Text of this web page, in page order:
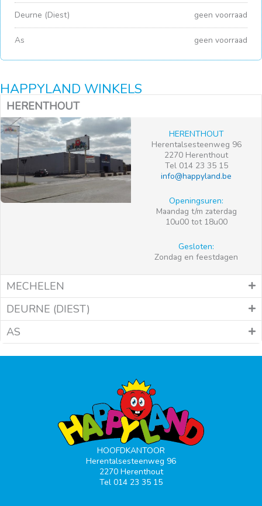
Deurne (Diest) geen voorraad
As geen voorraad
HAPPYLAND WINKELS
HERENTHOUT
HERENTHOUT
Herentalsesteenweg 96
2270 Herenthout
Tel 014 23 35 15
info@happyland.be
Openingsuren:
Maandag t/m zaterdag
10u00 tot 18u00
Gesloten:
Zondag en feestdagen
MECHELEN
DEURNE (DIEST)
AS
HOOFDKANTOOR
Herentalsesteenweg 96
2270 Herenthout
Tel 014 23 35 15